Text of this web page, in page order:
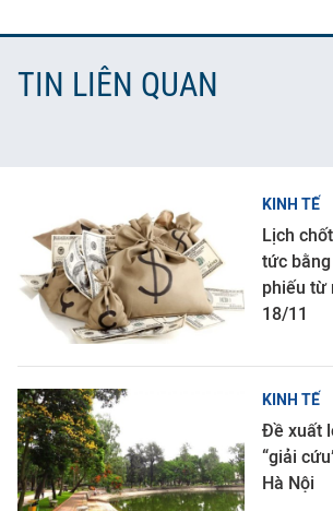
TIN LIÊN QUAN
KINH TẾ
Lịch
tức
phiếu từ
18/11
KINH TẾ
Đề xuất
“giải
Hà Nội